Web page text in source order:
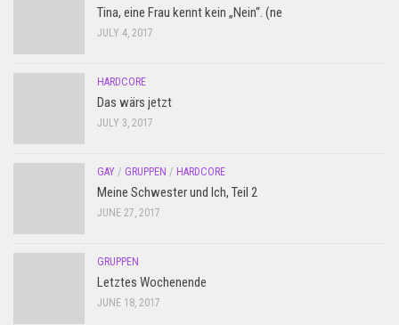
Tina, eine Frau kennt kein „Nein“. (ne
JULY 4, 2017
HARDCORE
Das wärs jetzt
JULY 3, 2017
GAY / GRUPPEN / HARDCORE
Meine Schwester und Ich, Teil 2
JUNE 27, 2017
GRUPPEN
Letztes Wochenende
JUNE 18, 2017